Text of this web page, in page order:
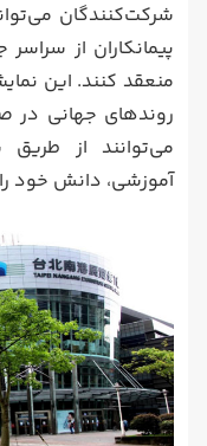
شرکت‌کنندگان
پیمانکاران از
منعقد کنند. این
روندهای جهانی در
می‌توانند از
آموزشی، دانش خود را